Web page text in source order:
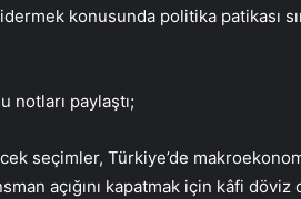
konusunda politika patikası
notları paylaştı;
seçimler, Türkiye’de
açığını kapatmak için kâfi döviz